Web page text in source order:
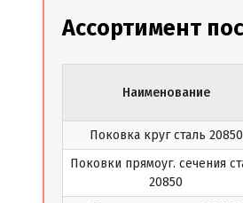
Ассортимент
Наименование
Поковка круг сталь 20850
Поковки прямоуг. сечения
20850